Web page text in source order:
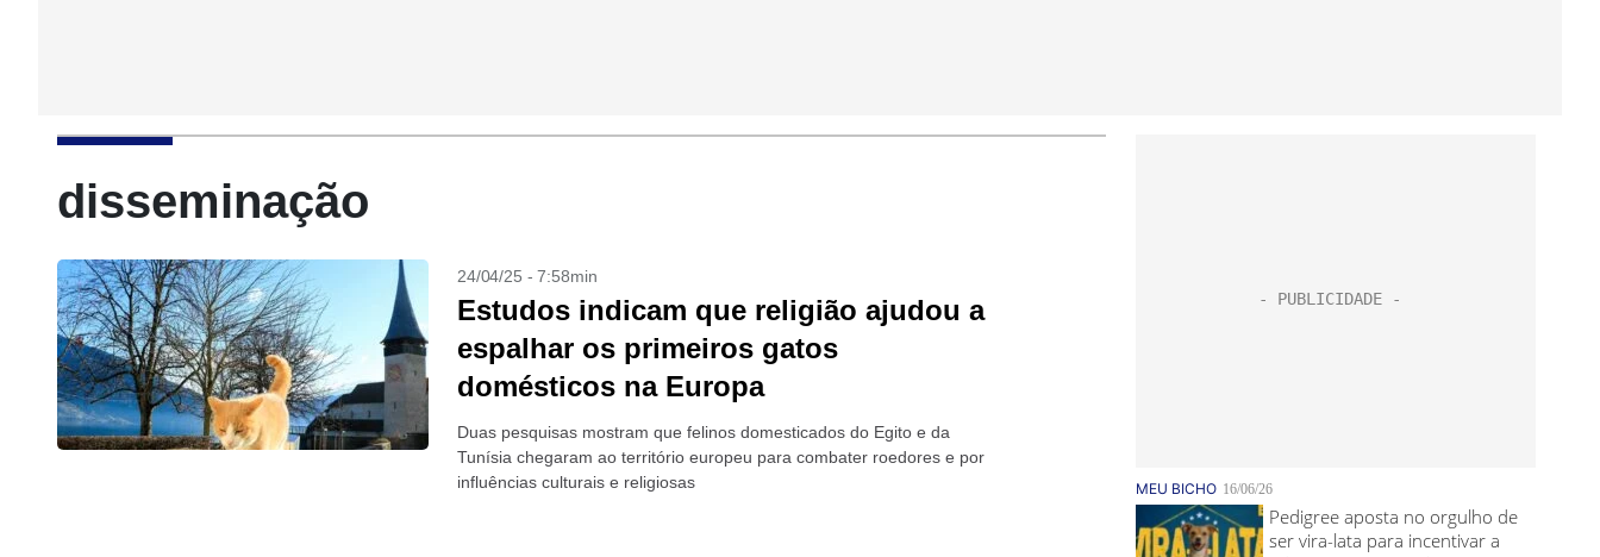
disseminação
24/04/25 - 7:58min
Estudos indicam que religião ajudou a
espalhar os primeiros gatos
domésticos na Europa
Duas pesquisas mostram que felinos domesticados do Egito e da
Tunísia chegaram ao território europeu para combater roedores e por
influências culturais e religiosas